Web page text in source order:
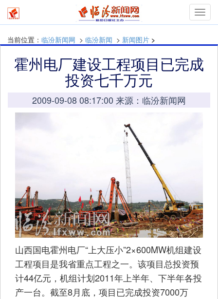
当前位置： 临汾新闻网 > 临汾新闻 > 新闻图片 >
霍州电厂建设工程项目已完成
投资七千万元
2009-09-08 08:17:00 来源：临汾新闻网
山西国电霍州电厂“上大压小”2×600MW机组建设
工程项目是我省重点工程之一。该项目总投资预
计44亿元，机组计划2011年上半年、下半年各投
产一台。截至8月底，项目已完成投资7000万